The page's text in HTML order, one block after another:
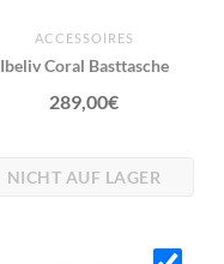
ACCESSOIRES
Ibeliv Coral Basttasche
289,00€
NICHT AUF LAGER